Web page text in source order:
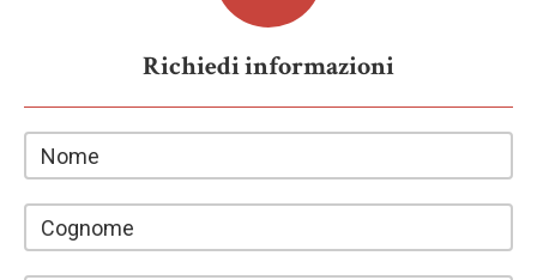
Richiedi informazioni